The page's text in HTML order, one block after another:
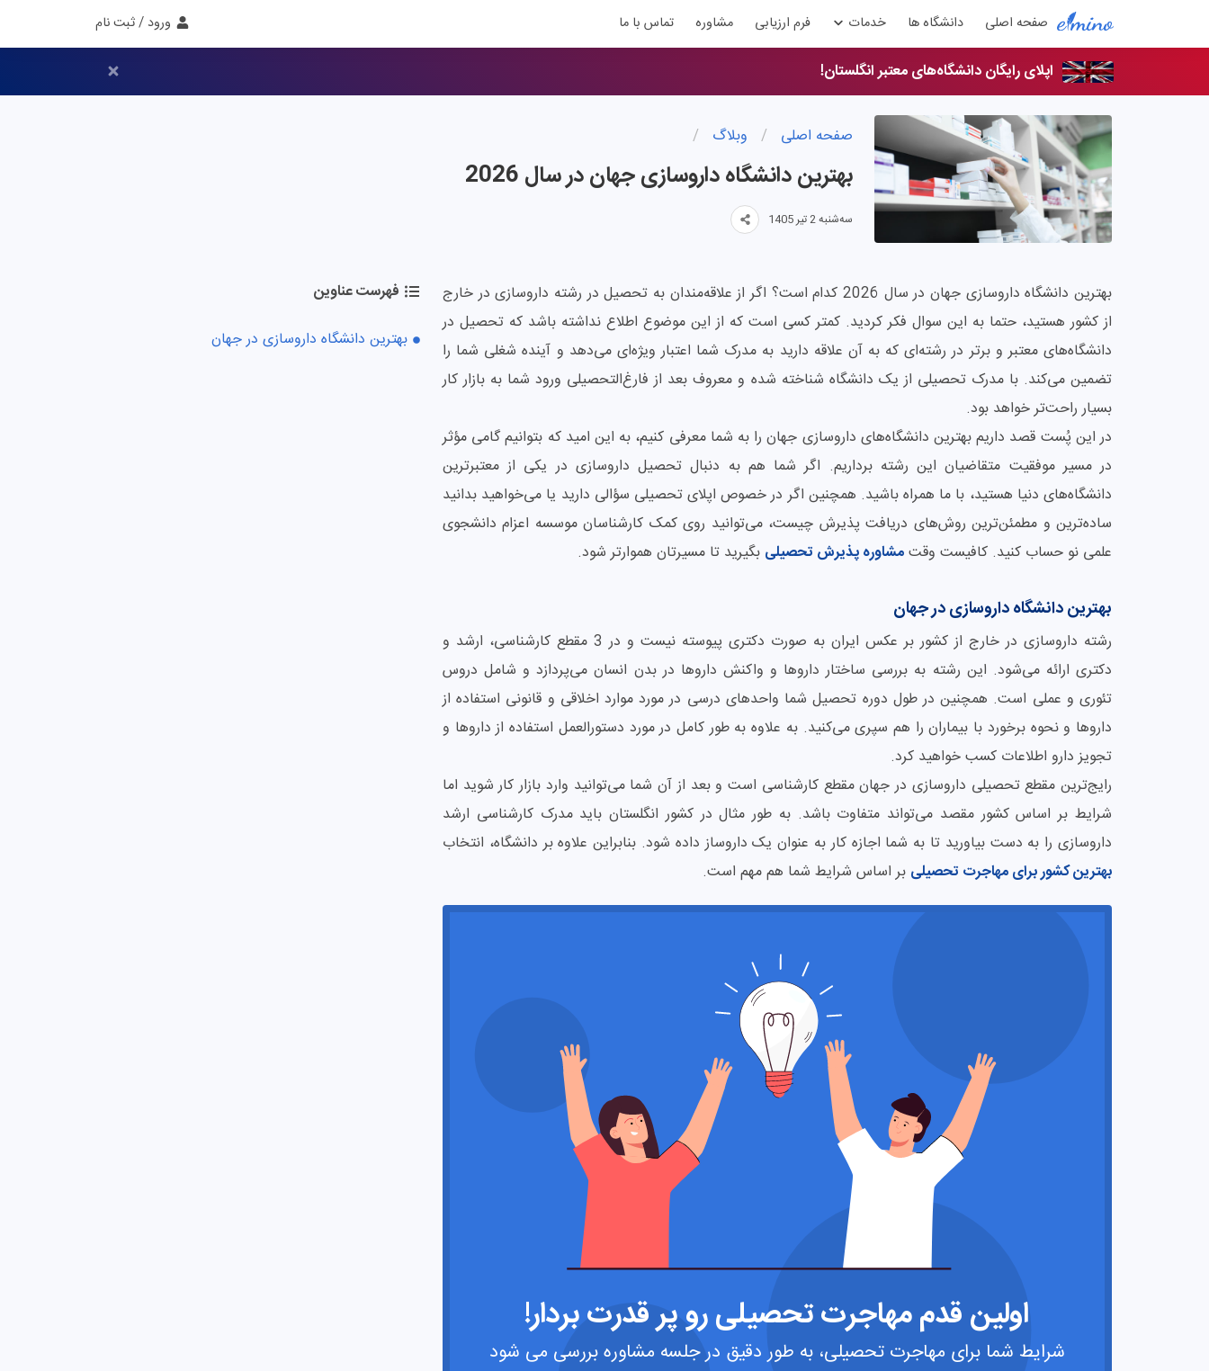
صفحه اصلی دانشگاه ها خدمات فرم ارزیابی مشاوره تماس با ما ورود / ثبت نام
اپلای رایگان دانشگاه‌های معتبر انگلستان!
صفحه اصلی / وبلاگ /
بهترین دانشگاه داروسازی جهان در سال 2026
سه‌شنبه 2 تیر 1405
فهرست عناوین
بهترین دانشگاه داروسازی در جهان
بهترین دانشگاه داروسازی جهان در سال 2026 کدام است؟ اگر از علاقه‌مندان به تحصیل در رشته داروسازی در خارج
از کشور هستید، حتما به این سوال فکر کردید. کمتر کسی است که از این موضوع اطلاع نداشته باشد که تحصیل در
دانشگاه‌های معتبر و برتر در رشته‌ای که به آن علاقه دارید به مدرک شما اعتبار ویژه‌ای می‌دهد و آینده شغلی شما را
تضمین می‌کند. با مدرک تحصیلی از یک دانشگاه شناخته شده و معروف بعد از فارغ‌التحصیلی ورود شما به بازار کار
بسیار راحت‌تر خواهد بود.
در این پُست قصد داریم بهترین دانشگاه‌های داروسازی جهان را به شما معرفی کنیم، به این امید که بتوانیم گامی مؤثر
در مسیر موفقیت متقاضیان این رشته برداریم. اگر شما هم به دنبال تحصیل داروسازی در یکی از معتبرترین
دانشگاه‌های دنیا هستید، با ما همراه باشید. همچنین اگر در خصوص اپلای تحصیلی سؤالی دارید یا می‌خواهید بدانید
ساده‌ترین و مطمئن‌ترین روش‌های دریافت پذیرش چیست، می‌توانید روی کمک کارشناسان موسسه اعزام دانشجوی
علمی نو حساب کنید. کافیست وقتمشاوره پذیرش تحصیلی بگیرید تا مسیرتان هموارتر شود.
بهترین دانشگاه داروسازی در جهان
رشته داروسازی در خارج از کشور بر عکس ایران به صورت دکتری پیوسته نیست و در 3 مقطع کارشناسی، ارشد و
دکتری ارائه می‌شود. این رشته به بررسی ساختار داروها و واکنش داروها در بدن انسان می‌پردازد و شامل دروس
تئوری و عملی است. همچنین در طول دوره تحصیل شما واحدهای درسی در مورد موارد اخلاقی و قانونی استفاده از
داروها و نحوه برخورد با بیماران را هم سپری می‌کنید. به علاوه به طور کامل در مورد دستورالعمل استفاده از داروها و
تجویز دارو اطلاعات کسب خواهید کرد.
رایج‌ترین مقطع تحصیلی داروسازی در جهان مقطع کارشناسی است و بعد از آن شما می‌توانید وارد بازار کار شوید اما
شرایط بر اساس کشور مقصد می‌تواند متفاوت باشد. به طور مثال در کشور انگلستان باید مدرک کارشناسی ارشد
داروسازی را به دست بیاورید تا به شما اجازه کار به عنوان یک داروساز داده شود. بنابراین علاوه بر دانشگاه، انتخاب
بهترین کشور برای مهاجرت تحصیلی بر اساس شرایط شما هم مهم است.
اولین قدم مهاجرت تحصیلی رو پر قدرت بردار!
شرایط شما برای مهاجرت تحصیلی، به طور دقیق در جلسه مشاوره بررسی می شود